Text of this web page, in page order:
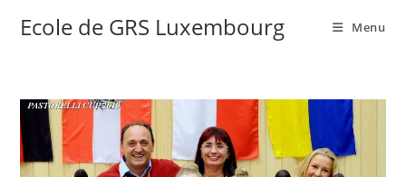
Ecole de GRS Luxembourg Menu